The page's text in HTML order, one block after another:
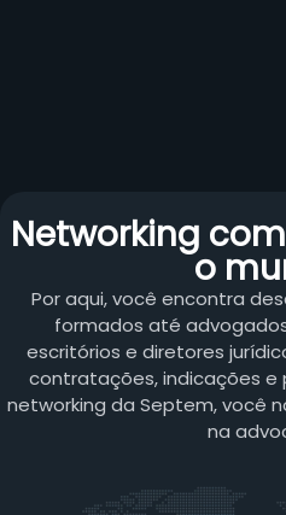
Networking
o
Por aqui, você encontra
formados até
escritórios e diretores
contratações, indicações e
networking da Septem, você
na